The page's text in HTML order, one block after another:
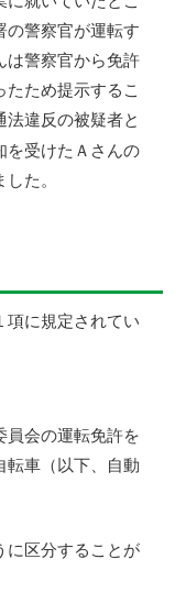
の警察官が運転す
は警察官から免許
ため提示するこ
違反の被疑者と
を受けたＡさんの
た。
項に規定されてい
会の運転免許を
転車（以下、自動
に区分することが